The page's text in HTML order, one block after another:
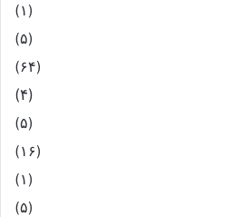
(۱)
(۵)
(۶۴)
(۴)
(۵)
(۱۶)
(۱)
(۵)